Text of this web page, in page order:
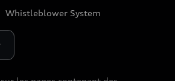
Whistleblower System